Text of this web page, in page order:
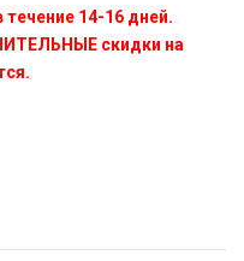
течение 14-16 дней.
скидки на